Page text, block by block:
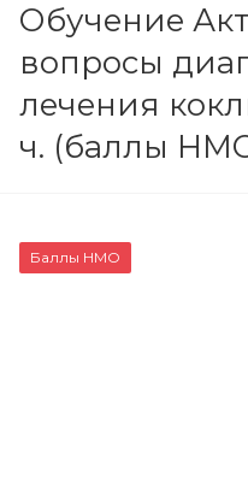
Обучение
вопросы
лечения
ч. (баллы
Баллы НМО